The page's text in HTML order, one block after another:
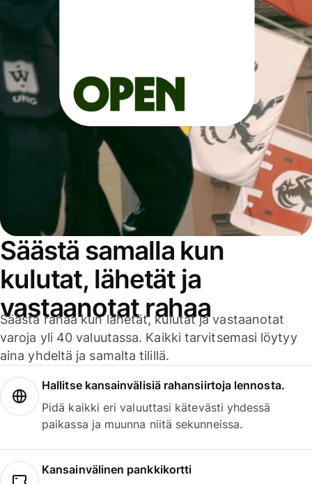
Säästä samalla kun
kulutat, lähetät ja
vastaanotat rahaa
Säästä rahaa kun lähetät, kulutat ja vastaanotat
varoja yli 40 valuutassa. Kaikki tarvitsemasi löytyy
aina yhdeltä ja samalta tilillä.
Hallitse kansainvälisiä rahansiirtoja lennosta.
Pidä kaikki eri valuuttasi kätevästi yhdessä
paikassa ja muunna niitä sekunneissa.
Kansainvälinen pankkikortti